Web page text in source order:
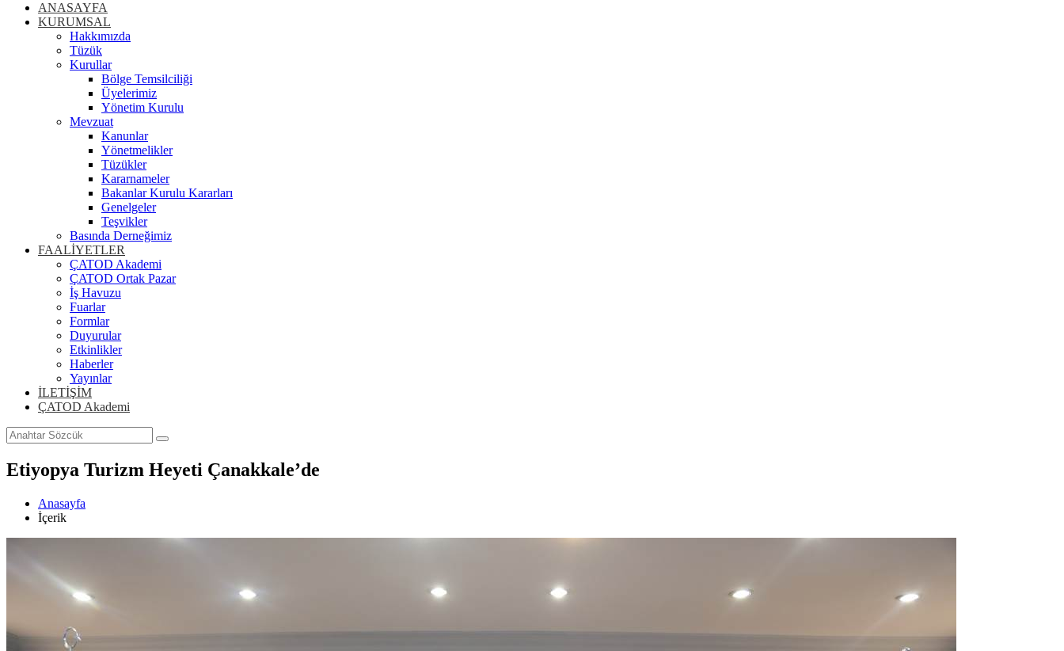
ANASAYFA
KURUMSAL
Hakkımızda
Tüzük
Kurullar
Bölge Temsilciliği
Üyelerimiz
Yönetim Kurulu
Mevzuat
Kanunlar
Yönetmelikler
Tüzükler
Kararnameler
Bakanlar Kurulu Kararları
Genelgeler
Teşvikler
Basında Derneğimiz
FAALİYETLER
ÇATOD Akademi
ÇATOD Ortak Pazar
İş Havuzu
Fuarlar
Formlar
Duyurular
Etkinlikler
Haberler
Yayınlar
İLETİŞİM
ÇATOD Akademi
Etiyopya Turizm Heyeti Çanakkale’de
Anasayfa
İçerik